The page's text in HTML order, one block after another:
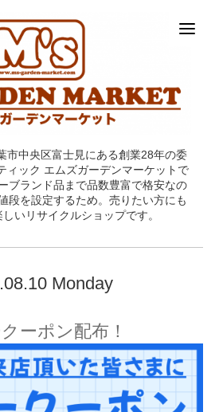
市中央区富士見にある創業28年の委
ィック エムズガーデンマーケットで
ブランド品まで品数豊富で格安なの
段を設定するため。売りたい方にも
いリサイクルショップです。
Monday
ーポン配布！